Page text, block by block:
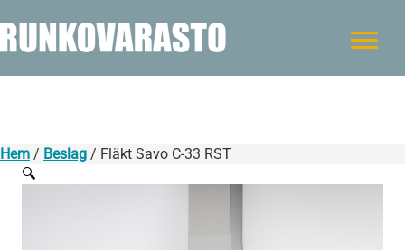
Hem / Beslag / Fläkt Savo C-33 RST
🔍